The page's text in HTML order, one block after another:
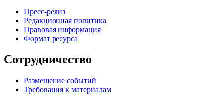
Пресс-релиз
Редакционная политика
Правовая информация
Формат ресурса
Сотрудничество
Размещение событий
Требования к материалам